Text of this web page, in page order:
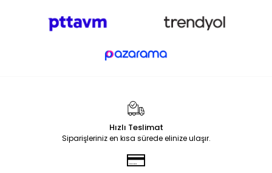
Hızlı Teslimat
Siparişleriniz en kısa sürede elinize ulaşır.